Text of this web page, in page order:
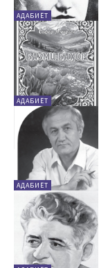
АДАБИЁТ
АДАБИЁТ
АДАБИЁТ